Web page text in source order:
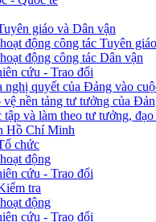
giáo và Dân vận
động công tác Tuyên giáo
động công tác Dân vận
cứu - Trao đổi
nghị quyết của Đảng vào
vệ nền tảng tư tưởng của
tập và làm theo tư tưởng,
Hồ Chí Minh
chức
động
cứu - Trao đổi
tra
động
cứu - Trao đổi